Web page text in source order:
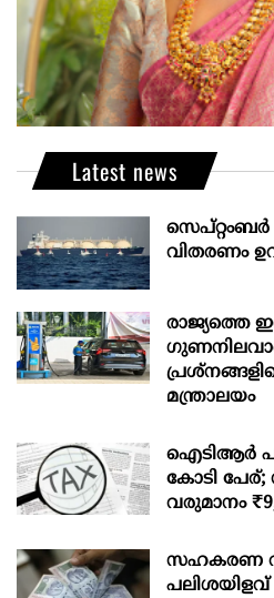
Latest news
വിതരണം
രാജ്യത്തെ
മന്ത്രാലയം
ഐടിആര്‍
കോടി
വരുമാനം
സഹകരണ
പലിശയിളവ്